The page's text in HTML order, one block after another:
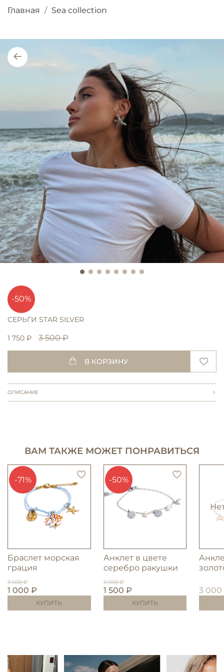
Главная Sea collection
-50%
СЕРЬГИ STAR SILVER
1 750 ₽ 3 500 ₽
В КОРЗИНУ
ОПИСАНИЕ
ВАМ ТАКЖЕ МОЖЕТ ПОНРАВИТЬСЯ
-71%
Браслет морская
грация
3 500 ₽
1 000 ₽
КУПИТЬ
-50%
Анклет в цвете
серебро ракушки
3 000 ₽
1 500 ₽
КУПИТЬ
3 000